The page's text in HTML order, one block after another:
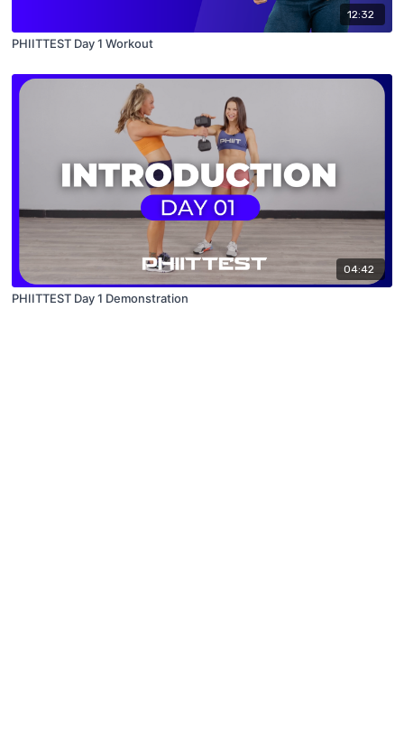
12:32
PHIITTEST Day 1 Workout
04:42
PHIITTEST Day 1 Demonstration